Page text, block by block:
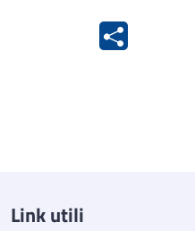
Link utili